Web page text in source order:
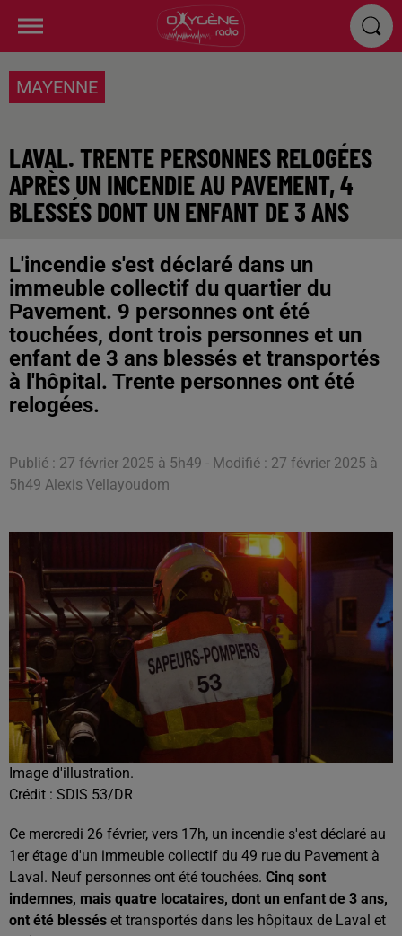
MAYENNE
LAVAL. TRENTE PERSONNES RELOGÉES
APRÈS UN INCENDIE AU PAVEMENT, 4
BLESSÉS DONT UN ENFANT DE 3 ANS
L'incendie s'est déclaré dans un
immeuble collectif du quartier du
Pavement. 9 personnes ont été
touchées, dont trois personnes et un
enfant de 3 ans blessés et transportés
à l'hôpital. Trente personnes ont été
relogées.
Publié : 27 février 2025 à 5h49 - Modifié : 27 février 2025 à
5h49 Alexis Vellayoudom
Image d'illustration.
Crédit : SDIS 53/DR
Ce mercredi 26 février, vers 17h, un incendie s'est déclaré au
1er étage d'un immeuble collectif du 49 rue du Pavement à
Laval. Neuf personnes ont été touchées. Cinq sont
indemnes, mais quatre locataires, dont un enfant de 3 ans,
ont été blessés et transportés dans les hôpitaux de Laval et